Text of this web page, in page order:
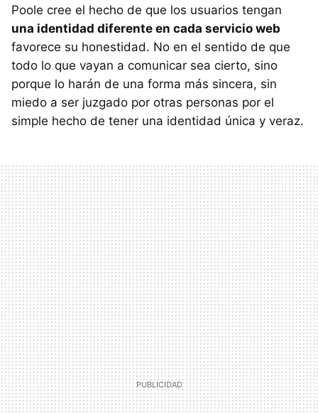
Poole cree el hecho de que los usuarios tengan
una identidad diferente en cada servicio web
favorece su honestidad. No en el sentido de que
todo lo que vayan a comunicar sea cierto, sino
porque lo harán de una forma más sincera, sin
miedo a ser juzgado por otras personas por el
simple hecho de tener una identidad única y veraz.